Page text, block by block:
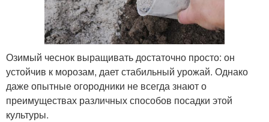
Озимый чеснок выращивать достаточно просто: он
устойчив к морозам, дает стабильный урожай. Однако
даже опытные огородники не всегда знают о
преимуществах различных способов посадки этой
культуры.